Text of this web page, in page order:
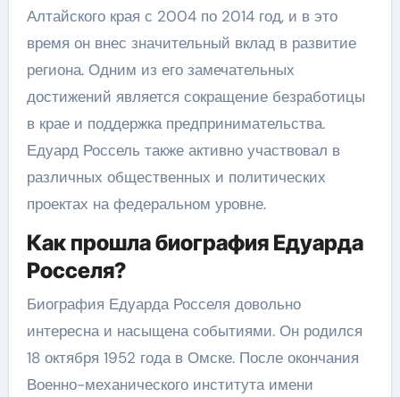
Алтайского края с 2004 по 2014 год, и в это
время он внес значительный вклад в развитие
региона. Одним из его замечательных
достижений является сокращение безработицы
в крае и поддержка предпринимательства.
Едуард Россель также активно участвовал в
различных общественных и политических
проектах на федеральном уровне.
Как прошла биография Едуарда
Росселя?
Биография Едуарда Росселя довольно
интересна и насыщена событиями. Он родился
18 октября 1952 года в Омске. После окончания
Военно-механического института имени